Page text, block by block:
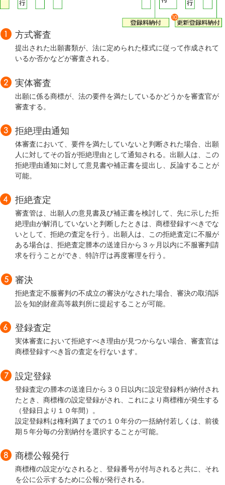
方式審査
提出された出願書類が、法に定められた様式に従って作成されて
いるか否かなどが審査される。
実体審査
出願に係る商標が、法の要件を満たしているかどうかを審査官が
審査する。
拒絶理由通知
体審査において、要件を満たしていないと判断された場合、出願
人に対してその旨が拒絶理由として通知される。出願人は、この
拒絶理由通知に対して意見書や補正書を提出し、反論することが
可能。
拒絶査定
審査管は、出願人の意見書及び補正書を検討して、先に示した拒
絶理由が解消していないと判断したときは、商標登録すべきでな
いとして、拒絶の査定を行う。出願人は、この拒絶査定に不服が
ある場合は、拒絶査定謄本の送達日から３ヶ月以内に不服審判請
求を行うことができ、特許庁は再度審理を行う。
審決
拒絶査定不服審判の不成立の審決がなされた場合、審決の取消訴
訟を知的財産高等裁判所に提起することが可能。
登録査定
実体審査において拒絶すべき理由が見つからない場合、審査官は
商標登録すべき旨の査定を行ないます。
設定登録
登録査定の謄本の送達日から３０日以内に設定登録料が納付され
たとき、商標権の設定登録がされ、これにより商標権が発生する
（登録日より１０年間）。
設定登録料は権利満了までの１０年分の一括納付若しくは、前後
期５年分毎の分割納付を選択することが可能。
商標公報発行
商標権の設定がなされると、登録番号が付与されると共に、それ
を公に公示するために公報が発行される。